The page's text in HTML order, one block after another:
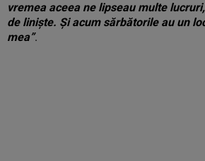
vremea aceea ne lipseau multe
de linişte. Şi acum sărbătorile au un
mea”.